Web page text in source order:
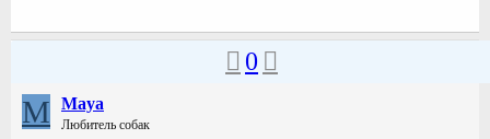
0
M Maya
Любитель собак